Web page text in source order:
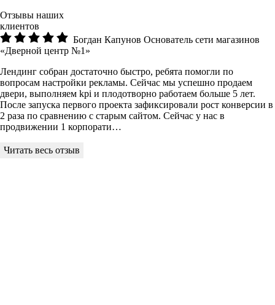
Отзывы наших
клиентов
Богдан Капунов Основатель сети магазинов
«Дверной центр №1»
Лендинг собран достаточно быстро, ребята помогли по
вопросам настройки рекламы. Сейчас мы успешно продаем
двери, выполняем kpi и плодотворно работаем больше 5 лет.
После запуска первого проекта зафиксировали рост конверсии в
2 раза по сравнению с старым сайтом. Сейчас у нас в
продвижении 1 корпорати…